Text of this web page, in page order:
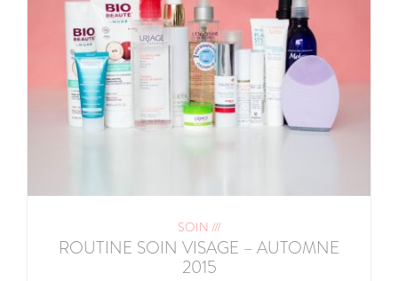
SOIN ///
ROUTINE SOIN VISAGE – AUTOMNE
2015